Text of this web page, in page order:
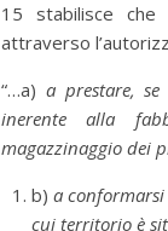
15 stabilisce
attraverso
“…a) a prestare,
inerente alla
magazzinaggio dei
b) a
cui territorio è